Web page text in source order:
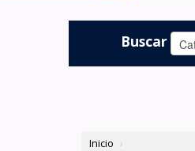
Buscar
Inicio ›